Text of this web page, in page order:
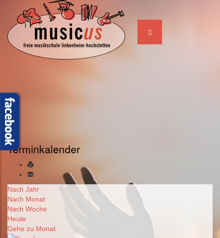
Terminkalender
Nach Jahr
Nach Monat
Nach Woche
Heute
Gehe zu Monat